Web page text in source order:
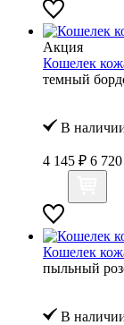
Акция
Кошелек
темный
В
4 145 ₽ 6
Кошелек
пыльный
В